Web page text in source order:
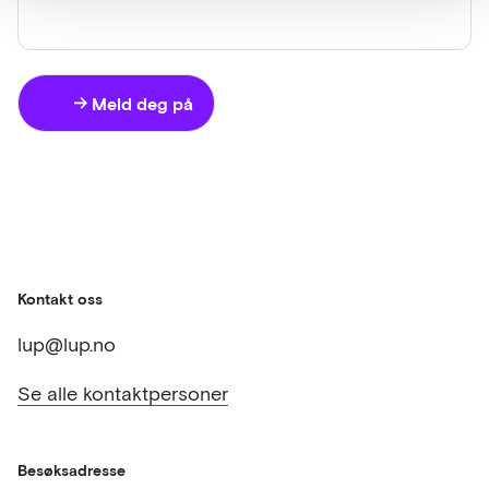
Meld deg på
Kontakt oss
lup@lup.no
Se alle kontaktpersoner
Besøksadresse